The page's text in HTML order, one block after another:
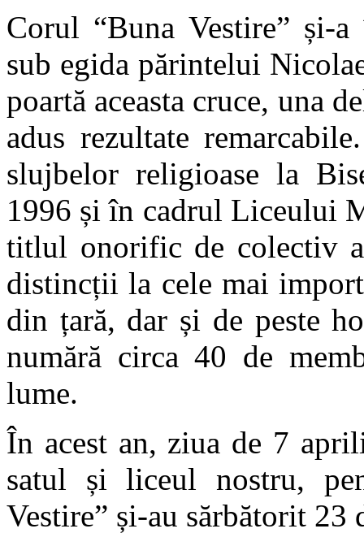
Corul “Buna Vestire” și-
sub egida părintelui
poartă aceasta cruce, una
adus rezultate
slujbelor religioase la
1996 și în cadrul Liceului
titlul onorific de colectiv
distincții la cele mai
din țară, dar și de peste
numără circa 40 de
lume.
În acest an, ziua de 7
satul și liceul nostru,
Vestire” și-au sărbătorit 23